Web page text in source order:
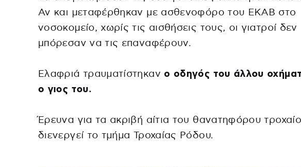
Αν και μεταφέρθηκαν με ασθενοφόρο του ΕΚΑΒ στο
νοσοκομείο, χωρίς τις αισθήσεις τους, οι γιατροί δεν
μπόρεσαν να τις επαναφέρουν.
Ελαφριά τραυματίστηκαν ο οδηγός του άλλου
ο γιος του.
Έρευνα για τα ακριβή αίτια του θανατηφόρου
διενεργεί το τμήμα Τροχαίας Ρόδου.